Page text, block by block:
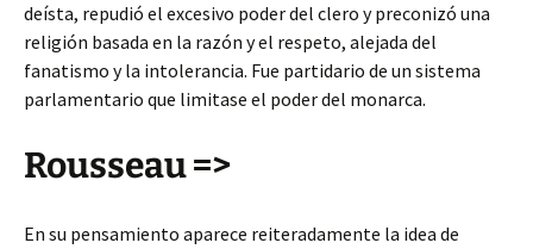
deísta, repudió el excesivo poder del clero y preconizó una
religión basada en la razón y el respeto, alejada del
fanatismo y la intolerancia. Fue partidario de un sistema
parlamentario que limitase el poder del monarca.
Rousseau =>
En su pensamiento aparece reiteradamente la idea de